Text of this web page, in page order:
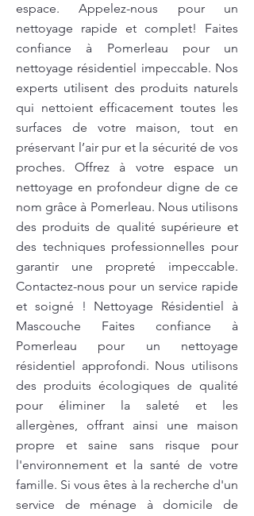
espace. Appelez-nous pour un
nettoyage rapide et complet! Faites
confiance à Pomerleau pour un
nettoyage résidentiel impeccable. Nos
experts utilisent des produits naturels
qui nettoient efficacement toutes les
surfaces de votre maison, tout en
préservant l’air pur et la sécurité de vos
proches. Offrez à votre espace un
nettoyage en profondeur digne de ce
nom grâce à Pomerleau. Nous utilisons
des produits de qualité supérieure et
des techniques professionnelles pour
garantir une propreté impeccable.
Contactez-nous pour un service rapide
et soigné ! Nettoyage Résidentiel à
Mascouche Faites confiance à
Pomerleau pour un nettoyage
résidentiel approfondi. Nous utilisons
des produits écologiques de qualité
pour éliminer la saleté et les
allergènes, offrant ainsi une maison
propre et saine sans risque pour
l'environnement et la santé de votre
famille. Si vous êtes à la recherche d'un
service de ménage à domicile de